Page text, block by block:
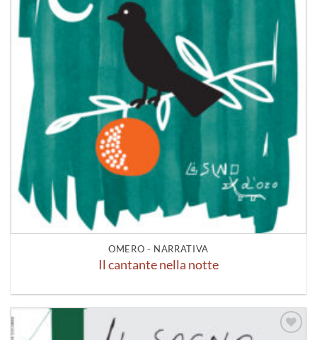
OMERO - NARRATIVA
Il cantante nella notte